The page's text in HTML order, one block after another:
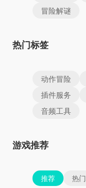
冒险解谜
热门标签
动作冒险
插件服务
音频工具
游戏推荐
推荐 热门